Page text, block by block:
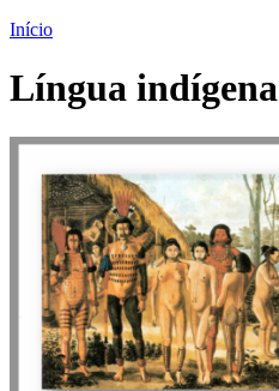
Início
Língua indígena